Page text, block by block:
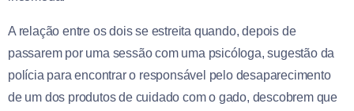
A relação entre os dois se estreita quando, depois de
passarem por uma sessão com uma psicóloga, sugestão da
polícia para encontrar o responsável pelo desaparecimento
de um dos produtos de cuidado com o gado, descobrem que